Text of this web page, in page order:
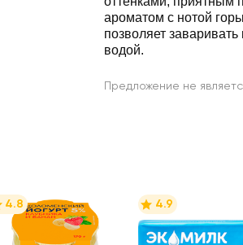
ароматом с нотой
позволяет
водой.
Предложение не
4.8 4.9